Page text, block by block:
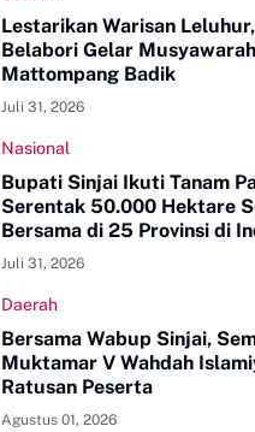
Lestarikan Warisan
Belabori Gelar
Mattompang Badik
Juli 31, 2026
Nasional
Bupati Sinjai Ikuti Tanam
Serentak 50.000 Hektare
Bersama di 25 Provinsi di
Juli 31, 2026
Daerah
Bersama Wabup Sinjai,
Muktamar V Wahdah
Ratusan Peserta
Agustus 01, 2026